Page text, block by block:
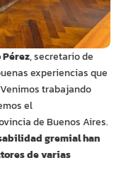
Pérez, secretario de
experiencias que
trabajando
el
de Buenos Aires.
gremial han
de varias